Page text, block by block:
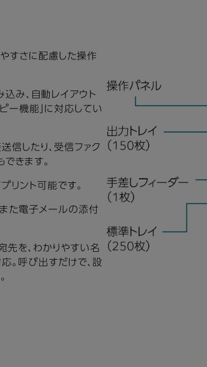
すさに配慮した操作
み、自動レイアウト
ー機能」に対応してい
信したり、受信ファク
きます。
ント可能です。
また電子メールの添付
先を、わかりやすい名
応。呼び出すだけで、設